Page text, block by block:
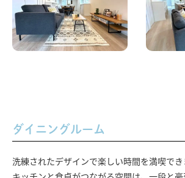
ダイニングルーム
洗練されたデザインで楽しい時間を満喫でき